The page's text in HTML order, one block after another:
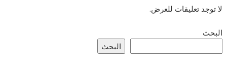
لا توجد تعليقات للعرض.
البحث
البحث